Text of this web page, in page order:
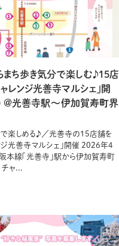
まち歩き気分で楽しむ♪15店
レンジ光善寺マルシェ」開
@光善寺駅〜伊加賀寿町界
楽しめる♪／光善寺の15店舗を
ジ光善寺マルシェ」開催 2026年4
阪本線「光善寺」駅から伊加賀寿町
チャ...